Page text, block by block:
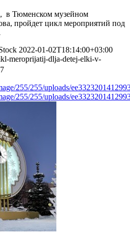
в Тюменском музейном
пройдет цикл мероприятий под
2022-01-02T18:14:00+03:00
meroprijatij-dlja-detej-elki-v-
255/255/uploads/
255/255/uploads/